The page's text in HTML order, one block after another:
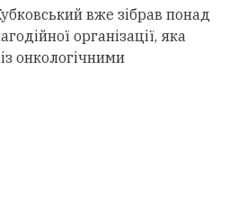
вже зібрав понад
організації, яка
онкологічними